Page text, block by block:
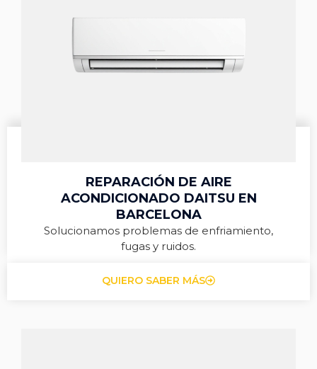
REPARACIÓN DE AIRE
ACONDICIONADO DAITSU EN
BARCELONA
Solucionamos problemas de enfriamiento,
fugas y ruidos.
QUIERO SABER MÁS